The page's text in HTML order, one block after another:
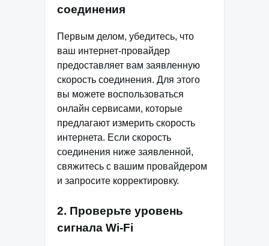
соединения
Первым делом, убедитесь, что
ваш интернет-провайдер
предоставляет вам заявленную
скорость соединения. Для этого
вы можете воспользоваться
онлайн сервисами, которые
предлагают измерить скорость
интернета. Если скорость
соединения ниже заявленной,
свяжитесь с вашим провайдером
и запросите корректировку.
2. Проверьте уровень
сигнала Wi-Fi